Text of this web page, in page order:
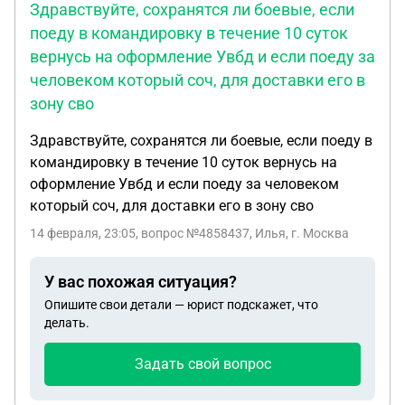
Ну да, только что артрит и терапия до конца
жизни. Подписал контракт 17.12.2025 в
отборочном пункте в своей области, только в
другом городе. Там также была некая ясность о
наличии заболевания. По прибытию в часть,
начмедом, на что он возмутился: "Мол, что я тут
делаю?". Но сошлись на том, что время от
времени меня будут выпускать на свои терапии и
т.д. Останется между нами, опять же, чтобы не
поднимать шумиху. Да и я сам не против служить
меняется: 28.01.2025 я получил ушиб (травму)
тазобедренного сустава и мягких тканей бедра,
частично было задето и колено. После
госпитализации с учебного полигона в (ВМА)
Военно-медицинскую академию в Санкт-
Петербурге сделали рентген+КТ бедра, поставили
Здравствуйте, сохранятся ли боевые, если
поеду в командировку в течение 10 суток
вернусь на оформление Увбд и если поеду за
человеком который соч, для доставки его в
зону сво
Здравствуйте, сохранятся ли боевые, если поеду в
командировку в течение 10 суток вернусь на
оформление Увбд и если поеду за человеком
который соч, для доставки его в зону сво
14 февраля, 23:05, вопрос №4858437, Илья, г. Москва
У вас похожая ситуация?
Опишите свои детали — юрист подскажет, что
делать.
Задать свой вопрос